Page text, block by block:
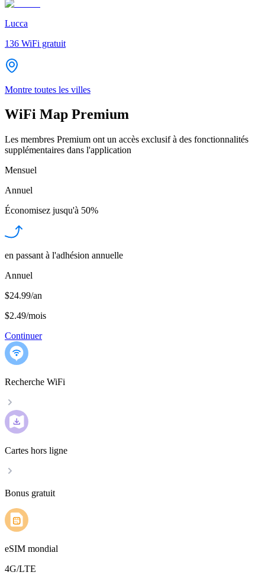
Lucca
136 WiFi gratuit
Montre toutes les villes
WiFi Map Premium
Les membres Premium ont un accès exclusif à des fonctionnalités
supplémentaires dans l'application
Mensuel
Annuel
Économisez jusqu'à 50%
en passant à l'adhésion annuelle
Annuel
$24.99/an
$2.49/mois
Continuer
Recherche WiFi
Cartes hors ligne
Bonus gratuit
eSIM mondial
4G/LTE